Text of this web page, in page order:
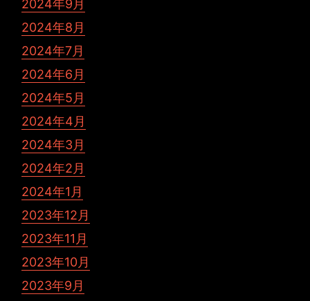
2024年9月
2024年8月
2024年7月
2024年6月
2024年5月
2024年4月
2024年3月
2024年2月
2024年1月
2023年12月
2023年11月
2023年10月
2023年9月